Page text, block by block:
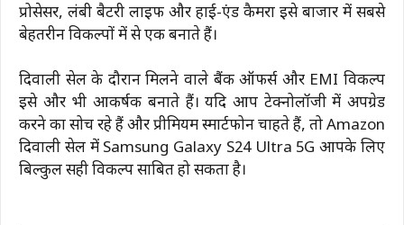
प्रोसेसर, लंबी बैटरी लाइफ और हाई-एंड कैमरा इसे बाजार में सबसे
बेहतरीन विकल्पों में से एक बनाते हैं।
दिवाली सेल के दौरान मिलने वाले बैंक ऑफर्स और EMI विकल्प
इसे और भी आकर्षक बनाते हैं। यदि आप टेक्नोलॉजी में अपग्रेड
करने का सोच रहे हैं और प्रीमियम स्मार्टफोन चाहते हैं, तो Amazon
दिवाली सेल में Samsung Galaxy S24 Ultra 5G आपके लिए
बिल्कुल सही विकल्प साबित हो सकता है।